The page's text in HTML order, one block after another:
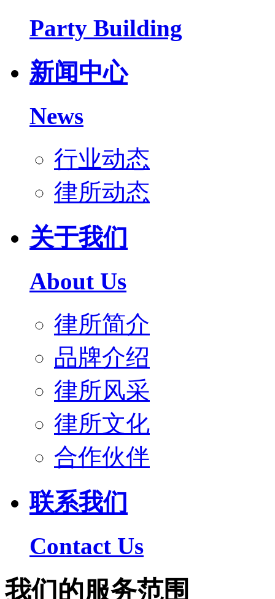
Party Building
新闻中心
News
行业动态
律所动态
关于我们
About Us
律所简介
品牌介绍
律所风采
律所文化
合作伙伴
联系我们
Contact Us
我们的服务范围